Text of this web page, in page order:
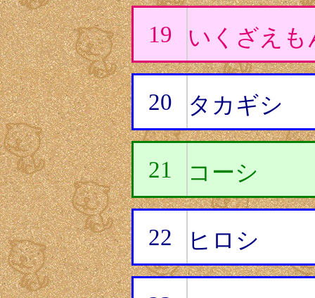
19 いくざえも
20 タカギシ
21 コーシ
22 ヒロシ